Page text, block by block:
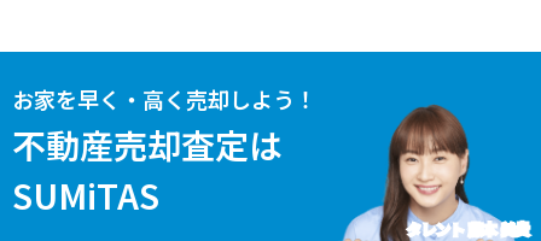
お家を早く・高く売却しよう！
不動産売却査定は
SUMiTAS
タレント 藤本 美貴